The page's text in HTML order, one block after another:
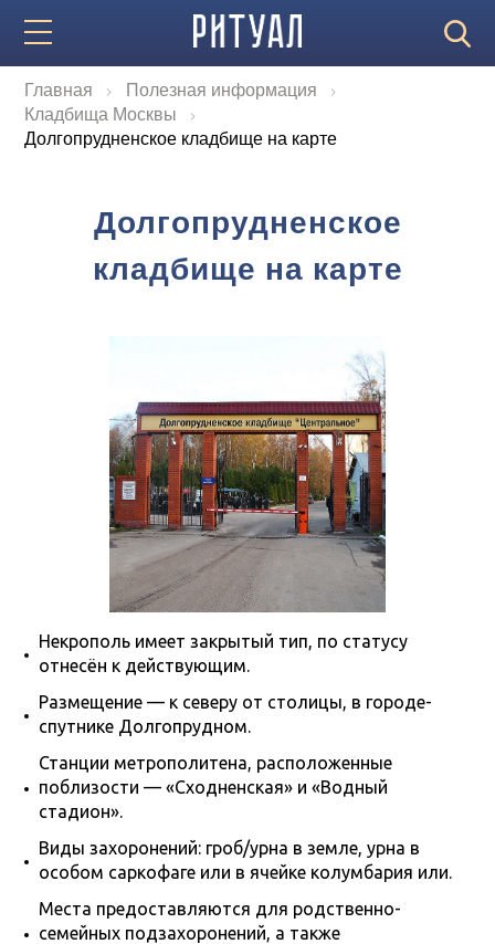
Главная
Полезная информация
Кладбища Москвы
Долгопрудненское кладбище на карте
Долгопрудненское
кладбище на карте
Некрополь имеет закрытый тип, по статусу
отнесён к действующим.
Размещение — к северу от столицы, в городе-
спутнике Долгопрудном.
Станции метрополитена, расположенные
поблизости — «Сходненская» и «Водный
стадион».
Виды захоронений: гроб/урна в земле, урна в
особом саркофаге или в ячейке колумбария или.
Места предоставляются для родственно-
семейных подзахоронений, а также